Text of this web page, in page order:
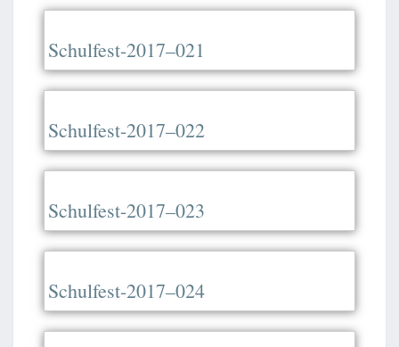
Schulfest-2017–021
Schulfest-2017–022
Schulfest-2017–023
Schulfest-2017–024